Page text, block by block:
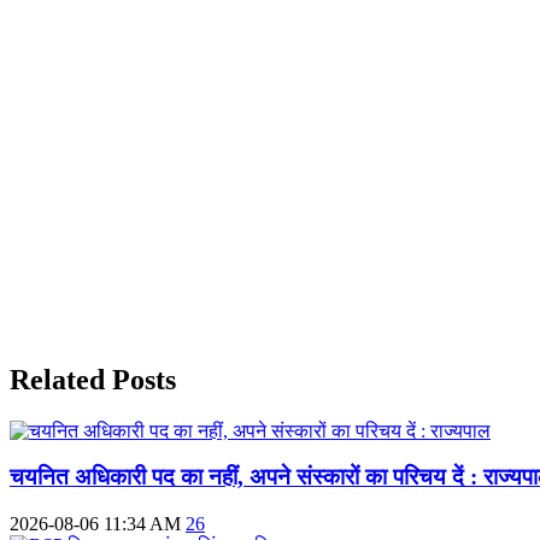
Related Posts
चयनित अधिकारी पद का नहीं, अपने संस्कारों का परिचय दें :
2026-08-06 11:34 AM 26